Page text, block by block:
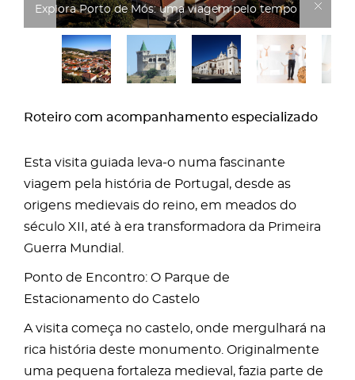
Explora Porto de Mós
Roteiro com acompanhamento especializado
Esta visita guiada leva-o numa fascinante
viagem pela história de Portugal, desde as
origens medievais do reino, em meados do
século XII, até à era transformadora da Primeira
Guerra Mundial.
Ponto de Encontro: O Parque de
Estacionamento do Castelo
A visita começa no castelo, onde mergulhará na
rica história deste monumento. Originalmente
uma pequena fortaleza medieval, fazia parte de